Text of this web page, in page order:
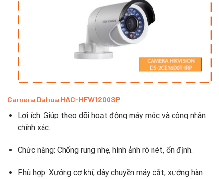
Camera Dahua HAC-HFW1200SP
Lợi ích: Giúp theo dõi hoạt động máy móc và công nhân
chính xác.
Chức năng: Chống rung nhẹ, hình ảnh rõ nét, ổn định.
Phù hợp: Xưởng cơ khí, dây chuyền máy cắt, xưởng hàn